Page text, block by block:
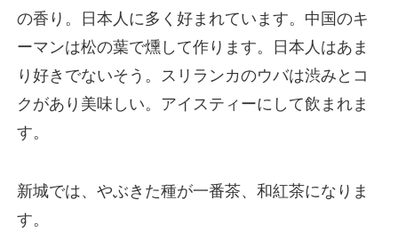
の香り。日本人に多く好まれています。中国のキ
ーマンは松の葉で燻して作ります。日本人はあま
り好きでないそう。スリランカのウバは渋みとコ
クがあり美味しい。アイスティーにして飲まれま
す。
新城では、やぶきた種が一番茶、和紅茶になりま
す。